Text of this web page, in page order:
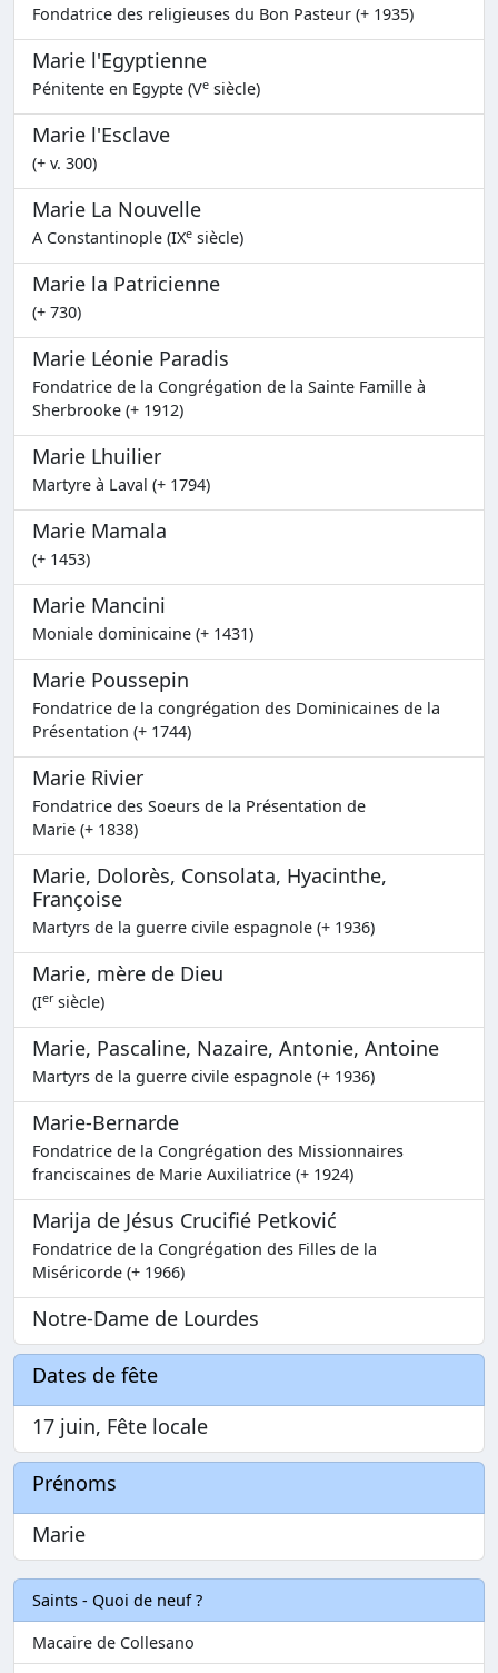
Fondatrice des religieuses du Bon Pasteur (+ 1935)
Marie l'Egyptienne
Pénitente en Egypte (Ve siècle)
Marie l'Esclave
(+ v. 300)
Marie La Nouvelle
A Constantinople (IXe siècle)
Marie la Patricienne
(+ 730)
Marie Léonie Paradis
Fondatrice de la Congrégation de la Sainte Famille à
Sherbrooke (+ 1912)
Marie Lhuilier
Martyre à Laval (+ 1794)
Marie Mamala
(+ 1453)
Marie Mancini
Moniale dominicaine (+ 1431)
Marie Poussepin
Fondatrice de la congrégation des Dominicaines de la
Présentation (+ 1744)
Marie Rivier
Fondatrice des Soeurs de la Présentation de
Marie (+ 1838)
Marie, Dolorès, Consolata, Hyacinthe,
Françoise
Martyrs de la guerre civile espagnole (+ 1936)
Marie, mère de Dieu
(Iersiècle)
Marie, Pascaline, Nazaire, Antonie, Antoine
Martyrs de la guerre civile espagnole (+ 1936)
Marie-Bernarde
Fondatrice de la Congrégation des Missionnaires
franciscaines de Marie Auxiliatrice (+ 1924)
Marija de Jésus Crucifié Petković
Fondatrice de la Congrégation des Filles de la
Miséricorde (+ 1966)
Notre-Dame de Lourdes
Dates de fête
17 juin, Fête locale
Prénoms
Marie
Saints - Quoi de neuf ?
Macaire de Collesano